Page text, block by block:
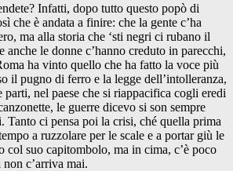
Infatti, dopo tutto questo popò di
che è andata a finire: che la gente c’ha
ma alla storia che ‘sti negri ci rubano il
anche le donne c’hanno creduto in parecchi,
ha vinto quello che ha fatto la voce più
il pugno di ferro e la legge dell’intolleranza,
parti, nel paese che si riappacifica cogli eredi
le guerre dicevo si son sempre
Tanto ci pensa poi la crisi, ché quella prima
a ruzzolare per le scale e a portar giù le
col suo capitombolo, ma in cima, c’è poco
c’arriva mai.